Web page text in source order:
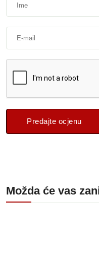
Predajte ocjenu
Možda će vas